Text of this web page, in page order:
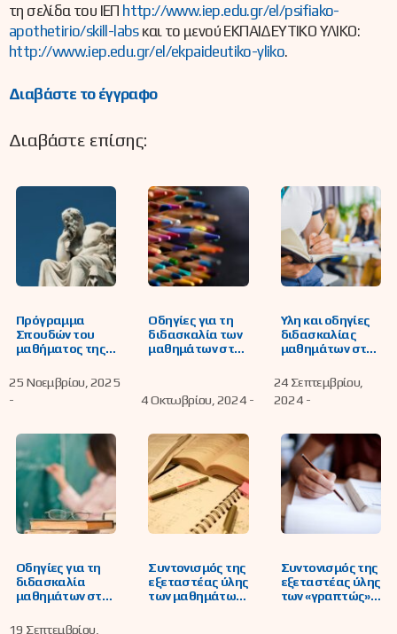
τη σελίδα του ΙΕΠ http://www.iep.edu.gr/el/psifiako-
apothetirio/skill-labsκαι το μενού ΕΚΠΑΙΔΕΥΤΙΚΟ ΥΛΙΚΟ:
http://www.iep.edu.gr/el/ekpaideutiko-yliko.
Διαβάστε το έγγραφο
Διαβάστε επίσης:
Πρόγραμμα
Σπουδών του
μαθήματος της
Γυμνάσιο και για
το Λύκειο
25 Νοεμβρίου, 2025
-
Οδηγίες για τη
διδασκαλία των
μαθημάτων στο
4 Οκτωβρίου, 2024 -
Ύλη και οδηγίες
διδασκαλίας
μαθημάτων στο
24 Σεπτεμβρίου,
2024 -
Οδηγίες για τη
διδασκαλία
μαθημάτων στο
19 Σεπτεμβρίου,
Συντονισμός της
εξεταστέας ύλης
των μαθημάτων
Συντονισμός της
εξεταστέας ύλης
των «γραπτώς»